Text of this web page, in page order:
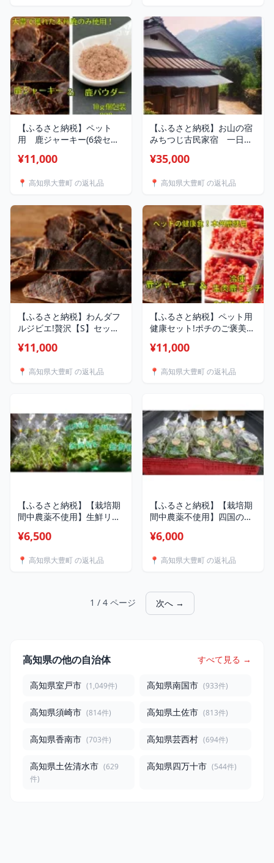
【ふるさと納税】ペット
用 鹿ジャーキー(6袋セッ
合計11袋セット
¥11,000
📍 高知県大豊町 の返礼品
【ふるさと納税】お山の宿
みちつじ古民家宿 一日一
き 田舎暮らし 絶景 宿
【1313428】
¥35,000
📍 高知県大豊町 の返礼品
【ふるさと納税】わんダフ
ルジビエ!贅沢【S】セット
¥11,000
📍 高知県大豊町 の返礼品
【ふるさと納税】ペット用
健康セット!ポチのご褒美
&生肉本州鹿ミンチ5セッ
【1329232】
¥11,000
📍 高知県大豊町 の返礼品
【ふるさと納税】【栽培期
間中農薬不使用】生鮮リー
ビーリーフ約40g×6袋のセ
島】【1508384】
¥6,500
📍 高知県大豊町 の返礼品
【ふるさと納税】【栽培期
間中農薬不使用】四国のど
ビーリーフ 約40g×10袋
島】【1508370】
¥6,000
📍 高知県大豊町 の返礼品
1 / 4 ページ 次へ →
高知県の他の自治体 すべて見る →
高知県室戸市 (1,049件) 高知県南国市 (933件)
高知県須崎市 (814件) 高知県土佐市 (813件)
高知県香南市 (703件) 高知県芸西村 (694件)
高知県土佐清水市 (629
件)
高知県四万十市 (544件)